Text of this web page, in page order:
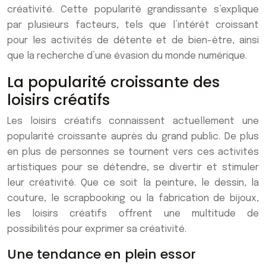
créativité. Cette popularité grandissante s’explique
par plusieurs facteurs, tels que l’intérêt croissant
pour les activités de détente et de bien-être, ainsi
que la recherche d’une évasion du monde numérique.
La popularité croissante des
loisirs créatifs
Les loisirs créatifs connaissent actuellement une
popularité croissante auprès du grand public. De plus
en plus de personnes se tournent vers ces activités
artistiques pour se détendre, se divertir et stimuler
leur créativité. Que ce soit la peinture, le dessin, la
couture, le scrapbooking ou la fabrication de bijoux,
les loisirs créatifs offrent une multitude de
possibilités pour exprimer sa créativité.
Une tendance en plein essor